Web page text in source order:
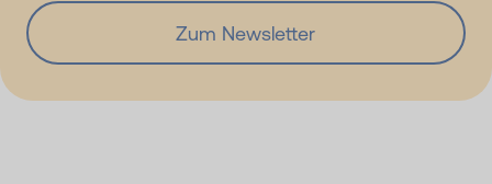
Zum Newsletter